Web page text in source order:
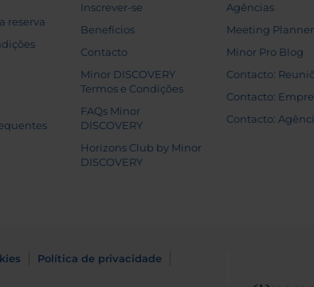
reserva
Inscrever-se
Benefícios
Contacto
Minor DISCOVERY
Termos e Condições
FAQs Minor
DISCOVERY
Horizons Club by Minor
DISCOVERY
Agências
Meeting
Minor Pro Blog
Contacto:
Contacto:
Contacto:
Política de privacidade